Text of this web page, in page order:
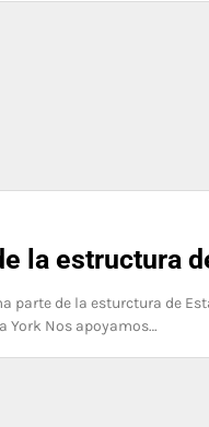
la estructura
parte de la esturctura de
York Nos apoyamos…